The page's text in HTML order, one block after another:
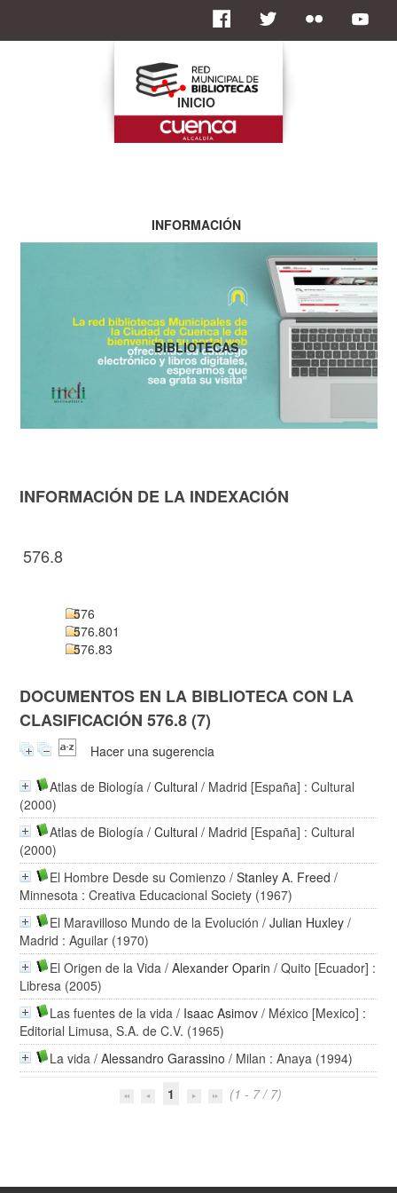
INFORMACIÓN DE LA INDEXACIÓN
576.8
576
576.801
576.83
DOCUMENTOS EN LA BIBLIOTECA CON LA
CLASIFICACIÓN 576.8 (7)
Hacer una sugerencia
Atlas de Biología /Cultural / Madrid [España] : Cultural
(2000)
Atlas de Biología /Cultural / Madrid [España] : Cultural
(2000)
El Hombre Desde su Comienzo /Stanley A. Freed /
Minnesota : Creativa Educacional Society (1967)
El Maravilloso Mundo de la Evolución /Julian Huxley /
Madrid : Aguilar (1970)
El Origen de la Vida /Alexander Oparin / Quito [Ecuador] :
Libresa (2005)
Las fuentes de la vida / Isaac Asimov / México [Mexico] :
Editorial Limusa, S.A. de C.V. (1965)
La vida /Alessandro Garassino / Milan : Anaya (1994)
1
(1 - 7 / 7)
INICIO
INFORMACIÓN
BIBLIOTECAS